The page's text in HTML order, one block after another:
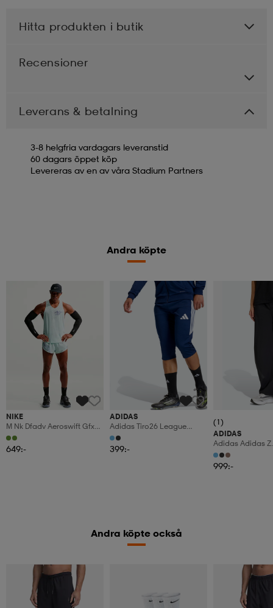
Hitta produkten i butik
Recensioner
Leverans & betalning
3-8 helgfria vardagars leveranstid
60 dagars öppet köp
Levereras av en av våra Stadium Partners
Andra köpte
NIKE
M Nk Dfadv Aeroswift Gfx
Snglt
649:-
ADIDAS
Adidas Tiro26 League
Training 3/4 Byxor
399:-
(1)
ADIDAS
Adidas Adidas
Woven Byxor
999:-
Andra köpte också